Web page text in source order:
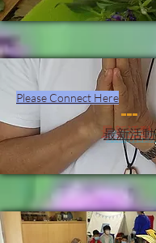
Please Connect Here
最新活動